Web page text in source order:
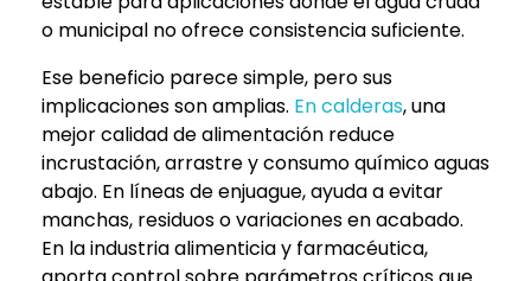
o municipal no ofrece consistencia suficiente.
Ese beneficio parece simple, pero sus
implicaciones son amplias. En calderas, una
mejor calidad de alimentación reduce
incrustación, arrastre y consumo químico aguas
abajo. En líneas de enjuague, ayuda a evitar
manchas, residuos o variaciones en acabado.
En la industria alimenticia y farmacéutica,